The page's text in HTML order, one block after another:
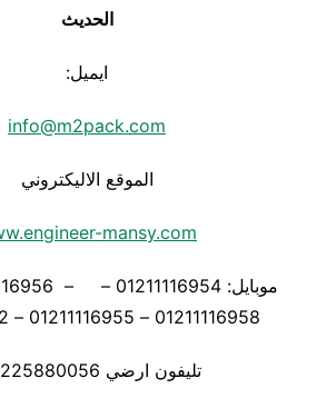
الحديث
ايميل:
info@m2pack.com
الموقع الاليكتروني
mansy.com
تليفون ارضي 0225880056